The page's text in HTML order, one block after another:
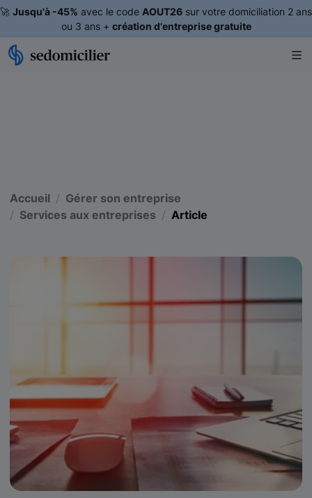
🚀 Jusqu'à -45% avec le code AOUT26 sur votre domiciliation 2 ans
ou 3 ans + création d'entreprise gratuite
Accueil
Gérer son entreprise
Services aux entreprises
Article